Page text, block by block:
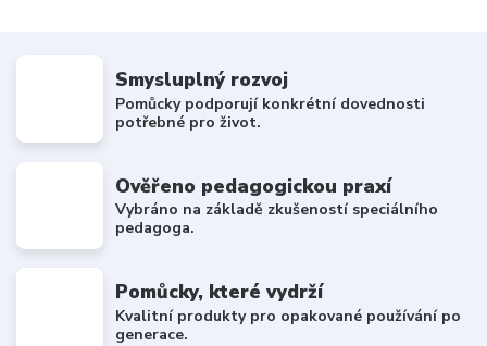
Smysluplný rozvoj
Pomůcky podporují konkrétní dovednosti
potřebné pro život.
Ověřeno pedagogickou praxí
Vybráno na základě zkušeností speciálního
pedagoga.
Pomůcky, které vydrží
Kvalitní produkty pro opakované používání po
generace.